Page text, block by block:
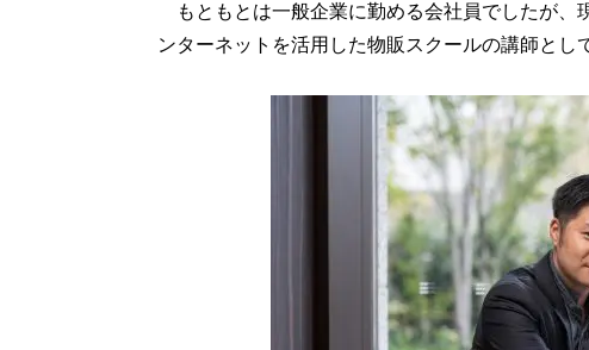
もともとは一般企業に勤める会社員でしたが、
ンターネットを活用した物販スクールの講師とし